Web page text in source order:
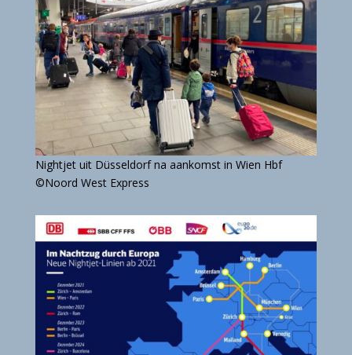
Nightjet uit Düsseldorf na aankomst in Wien Hbf
©Noord West Express